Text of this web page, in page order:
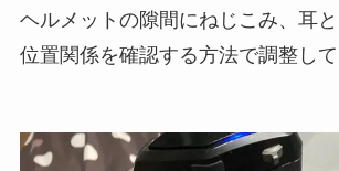
ヘルメットの隙間にねじこみ、耳
位置関係を確認する方法で調整して